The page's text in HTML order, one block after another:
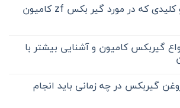
نکات مهم و کلیدی که در مورد گیر بکس zf کامیون
گیربکس کامیون و آشنایی بیشتر با
گیربکس در چه زمانی باید انجام